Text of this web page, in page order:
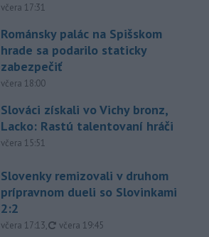
včera 17:31
Románsky palác na Spišskom
hrade sa podarilo staticky
zabezpečiť
včera 18:00
Slováci získali vo Vichy bronz,
Lacko: Rastú talentovaní hráči
včera 15:51
Slovenky remizovali v druhom
prípravnom dueli so Slovinkami
2:2
včera 17:13, aktualizované
včera 19:45